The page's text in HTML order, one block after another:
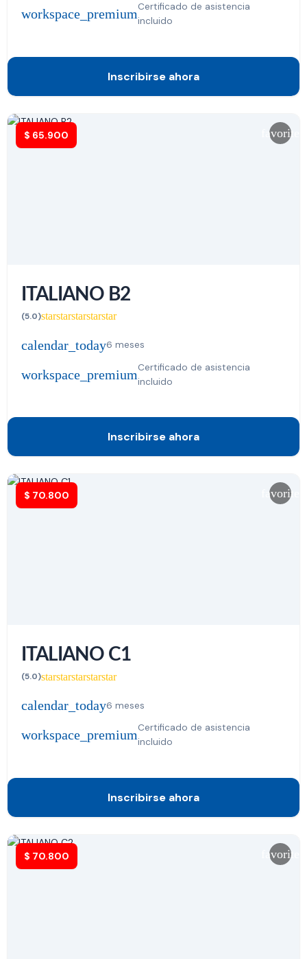
workspace_premiumCertificado de asistencia
incluido
Inscribirse ahora
$ 65.900 favorite
ITALIANO B2
(5.0)starstarstarstarstar
calendar_today6 meses
workspace_premiumCertificado de asistencia
incluido
Inscribirse ahora
$ 70.800 favorite
ITALIANO C1
(5.0)starstarstarstarstar
calendar_today6 meses
workspace_premiumCertificado de asistencia
incluido
Inscribirse ahora
$ 70.800 favorite